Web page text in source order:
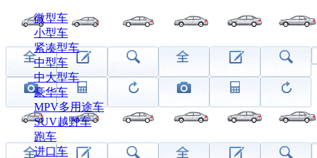
微型车
小型车
紧凑型车
中型车
中大型车
豪华车
MPV多用途车
SUV越野车
跑车
进口车